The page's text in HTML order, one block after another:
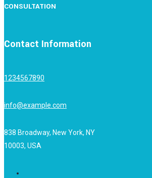
CONSULTATION
Contact Information
1234567890
info@example.com
838 Broadway, New York, NY
10003, USA